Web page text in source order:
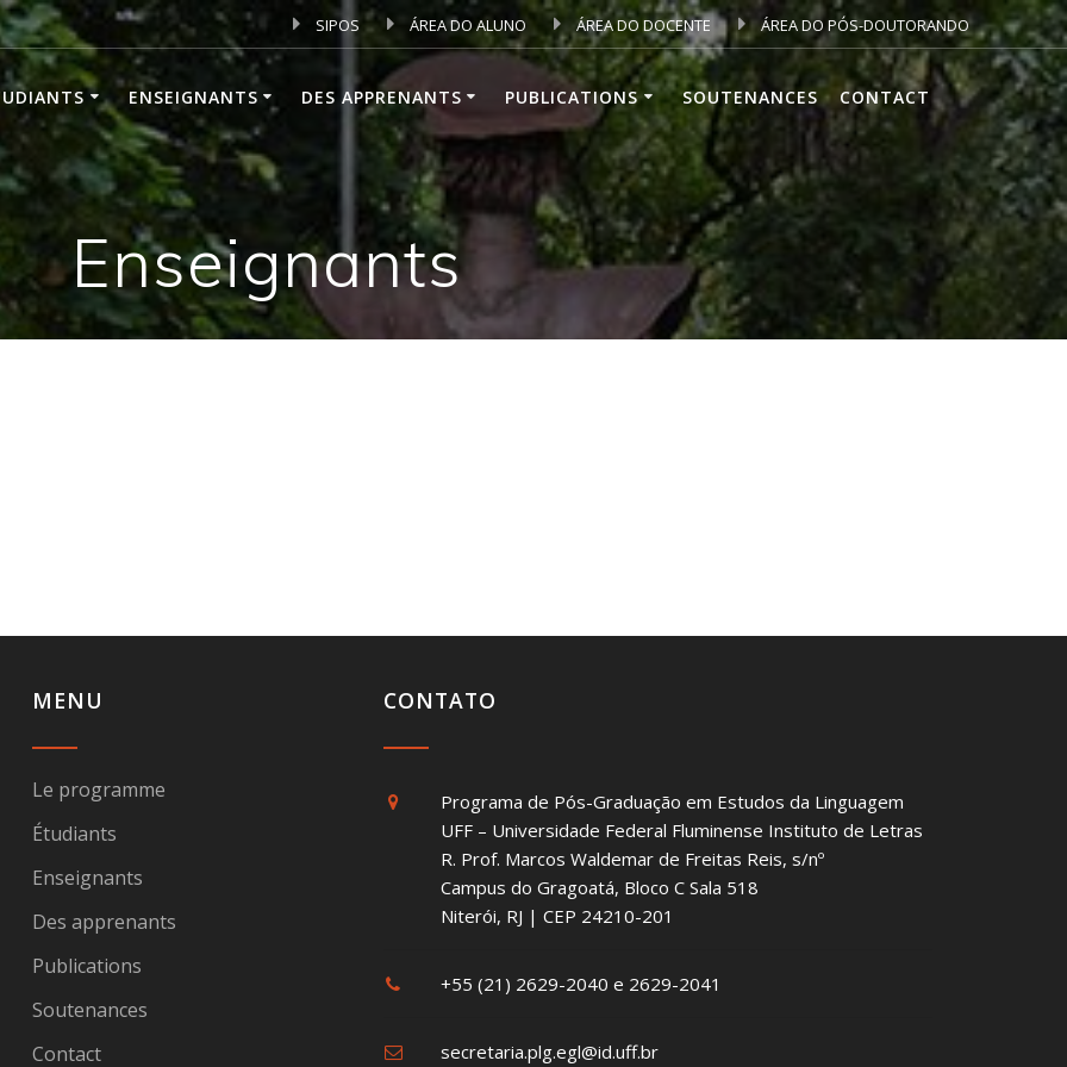
SIPOS ÁREA DO ALUNO ÁREA DO DOCENTE ÁREA DO PÓS-DOUTORANDO
ENSEIGNANTS DES APPRENANTS PUBLICATIONS SOUTENANCES CONTACT
Enseignants
MENU
Le programme
Étudiants
Enseignants
Des apprenants
Publications
Soutenances
Contact
CONTATO
Programa de Pós-Graduação em Estudos da Linguagem
UFF – Universidade Federal Fluminense Instituto de Letras
R. Prof. Marcos Waldemar de Freitas Reis, s/nº
Campus do Gragoatá, Bloco C Sala 518
Niterói, RJ | CEP 24210-201
+55 (21) 2629-2040 e 2629-2041
secretaria.plg.egl@id.uff.br